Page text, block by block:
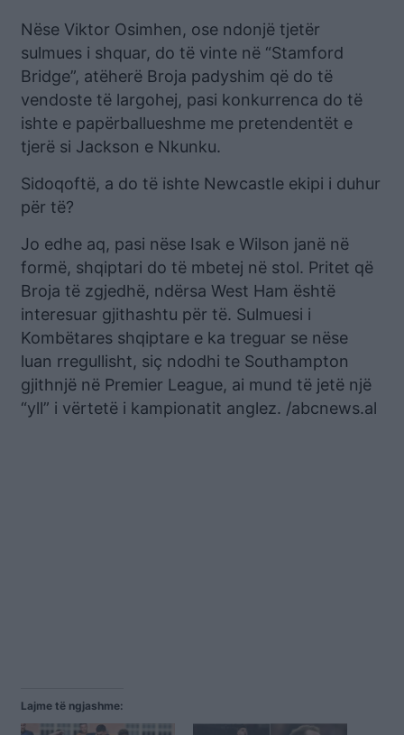
Nëse Viktor Osimhen, ose ndonjë tjetër
sulmues i shquar, do të vinte në “Stamford
Bridge”, atëherë Broja padyshim që do të
vendoste të largohej, pasi konkurrenca do të
ishte e papërballueshme me pretendentët e
tjerë si Jackson e Nkunku.
Sidoqoftë, a do të ishte Newcastle ekipi i duhur
për të?
Jo edhe aq, pasi nëse Isak e Wilson janë në
formë, shqiptari do të mbetej në stol. Pritet që
Broja të zgjedhë, ndërsa West Ham është
interesuar gjithashtu për të. Sulmuesi i
Kombëtares shqiptare e ka treguar se nëse
luan rregullisht, siç ndodhi te Southampton
gjithnjë në Premier League, ai mund të jetë një
“yll” i vërtetë i kampionatit anglez. /abcnews.al
Lajme të ngjashme: